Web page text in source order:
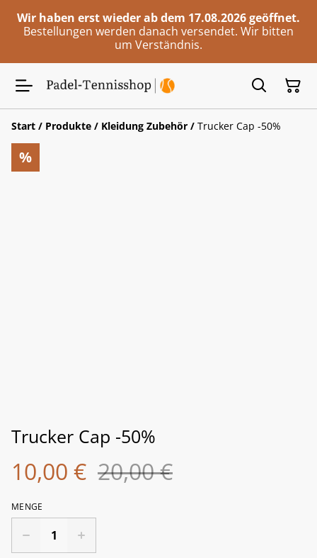
Wir haben erst wieder ab dem 17.08.2026 geöffnet.
Bestellungen werden danach versendet. Wir bitten
um Verständnis.
Start / Produkte / Kleidung Zubehör / Trucker Cap -50%
%
Trucker Cap -50%
10,00 € 20,00 €
MENGE